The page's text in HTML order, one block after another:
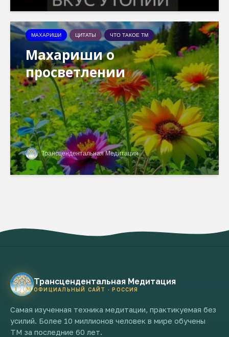
МАХАРИШИ ЦИТАТЫ ЧТО ТАКОЕ ТМ
Махариши о
просветлении
Трансцендентальная Медитация
Трансцендентальная Медитация
ОФИЦИАЛЬНЫЙ САЙТ · РОССИЯ
Самая изученная техника медитации, практикуемая без
усилий. Более 10 миллионов человек в мире обучены
ТМ за последние 60 лет.